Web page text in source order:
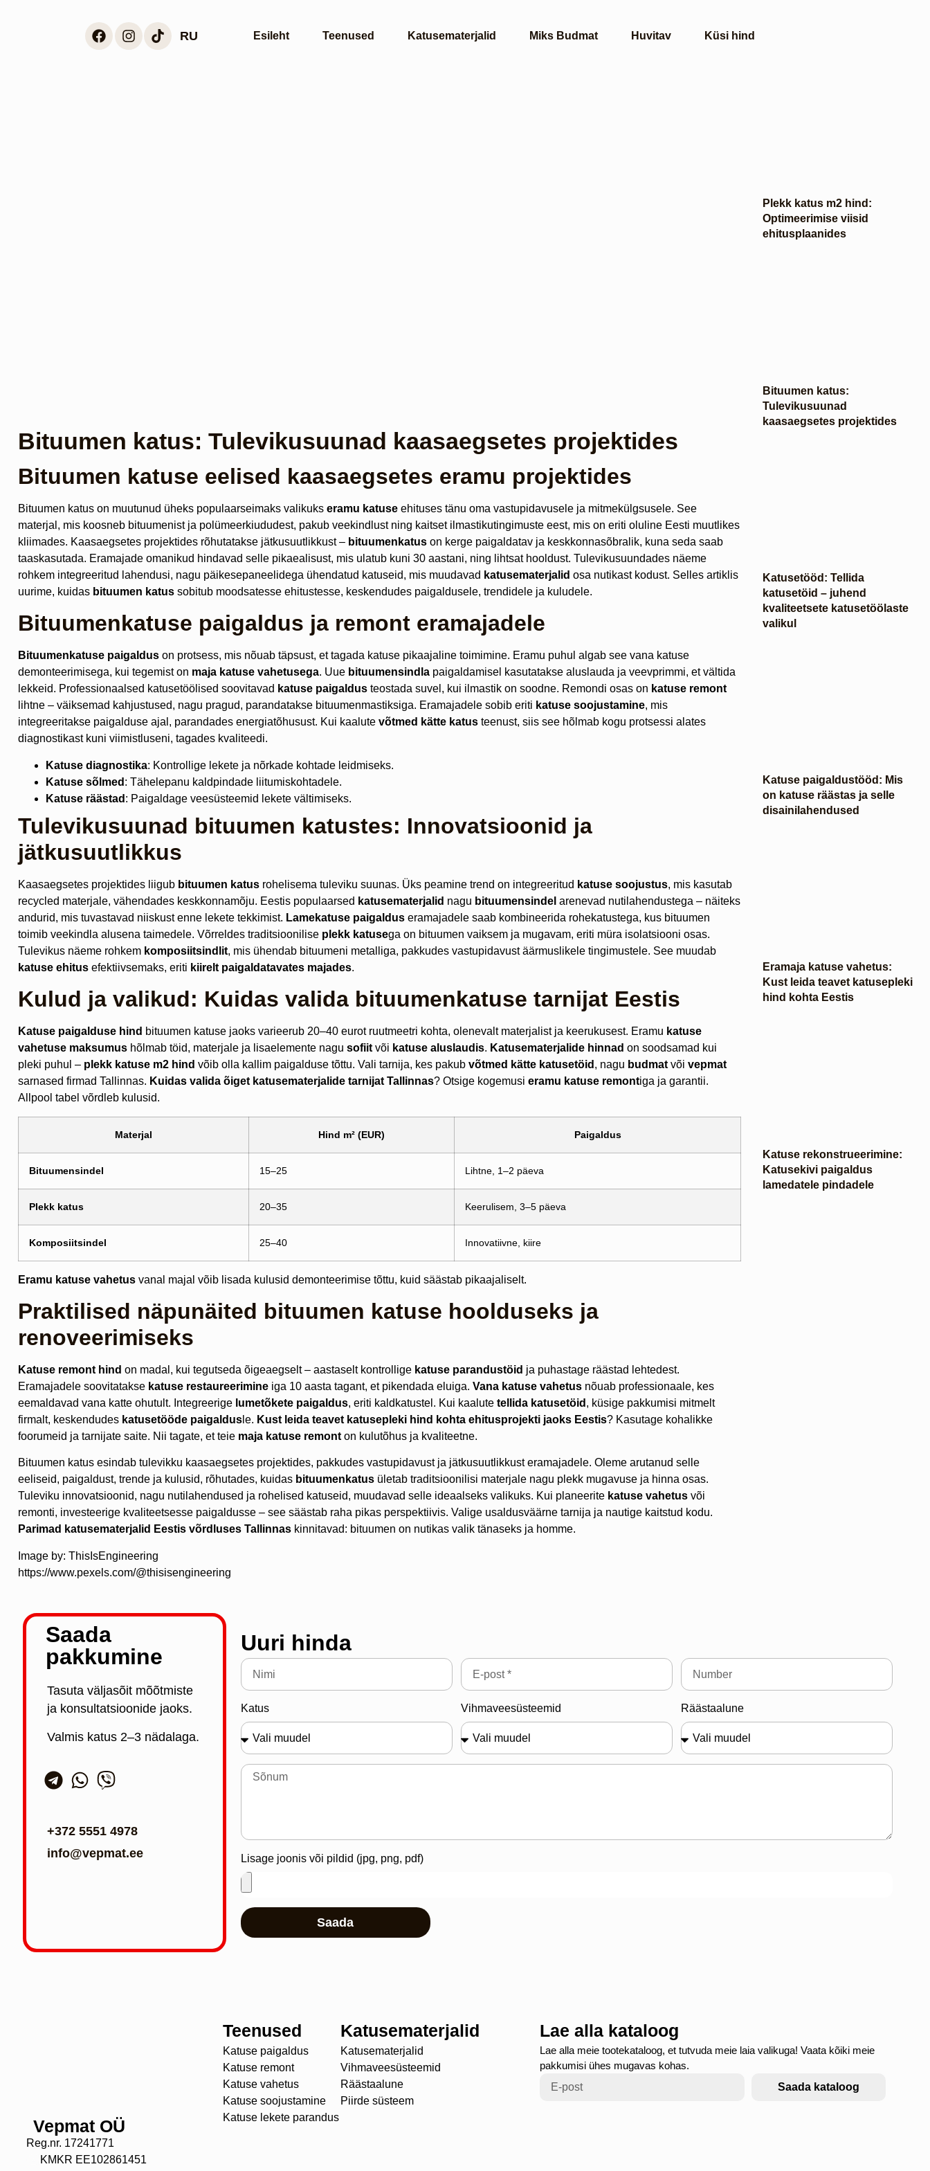
RU Esileht Teenused Katusematerjalid Miks Budmat Huvitav Küsi hind
Bituumen katus: Tulevikusuunad kaasaegsetes projektides
Bituumen katuse eelised kaasaegsetes eramu projektides
Bituumen katus on muutunud üheks populaarseimaks valikuks eramu katuse ehituses tänu oma vastupidavusele ja mitmekülgsusele. See
materjal, mis koosneb bituumenist ja polümeerkiududest, pakub veekindlust ning kaitset ilmastikutingimuste eest, mis on eriti oluline Eesti muutlikes
kliimades. Kaasaegsetes projektides rõhutatakse jätkusuutlikkust – bituumenkatus on kerge paigaldatav ja keskkonnasõbralik, kuna seda saab
taaskasutada. Eramajade omanikud hindavad selle pikaealisust, mis ulatub kuni 30 aastani, ning lihtsat hooldust. Tulevikusuundades näeme
rohkem integreeritud lahendusi, nagu päikesepaneelidega ühendatud katuseid, mis muudavad katusematerjalid osa nutikast kodust. Selles artiklis
uurime, kuidas bituumen katus sobitub moodsatesse ehitustesse, keskendudes paigaldusele, trendidele ja kuludele.
Bituumenkatuse paigaldus ja remont eramajadele
Bituumenkatuse paigaldus on protsess, mis nõuab täpsust, et tagada katuse pikaajaline toimimine. Eramu puhul algab see vana katuse
demonteerimisega, kui tegemist on maja katuse vahetusega. Uue bituumensindla paigaldamisel kasutatakse aluslauda ja veevprimmi, et vältida
lekkeid. Professionaalsed katusetöölised soovitavad katuse paigaldus teostada suvel, kui ilmastik on soodne. Remondi osas on katuse remont
lihtne – väiksemad kahjustused, nagu pragud, parandatakse bituumenmastiksiga. Eramajadele sobib eriti katuse soojustamine, mis
integreeritakse paigalduse ajal, parandades energiatõhusust. Kui kaalute võtmed kätte katus teenust, siis see hõlmab kogu protsessi alates
diagnostikast kuni viimistluseni, tagades kvaliteedi.
Katuse diagnostika: Kontrollige lekete ja nõrkade kohtade leidmiseks.
Katuse sõlmed : Tähelepanu kaldpindade liitumiskohtadele.
Katuse räästad : Paigaldage veesüsteemid lekete vältimiseks.
Tulevikusuunad bituumen katustes: Innovatsioonid ja
jätkusuutlikkus
Kaasaegsetes projektides liigub bituumen katus rohelisema tuleviku suunas. Üks peamine trend on integreeritud katuse soojustus, mis kasutab
recycled materjale, vähendades keskkonnamõju. Eestis populaarsed katusematerjalid nagu bituumensindel arenevad nutilahendustega – näiteks
andurid, mis tuvastavad niiskust enne lekete tekkimist. Lamekatuse paigaldus eramajadele saab kombineerida rohekatustega, kus bituumen
toimib veekindla alusena taimedele. Võrreldes traditsioonilise plekk katusega on bituumen vaiksem ja mugavam, eriti müra isolatsiooni osas.
Tulevikus näeme rohkem komposiitsindlit, mis ühendab bituumeni metalliga, pakkudes vastupidavust äärmuslikele tingimustele. See muudab
katuse ehitus efektiivsemaks, eriti kiirelt paigaldatavates majades.
Kulud ja valikud: Kuidas valida bituumenkatuse tarnijat Eestis
Katuse paigalduse hind bituumen katuse jaoks varieerub 20–40 eurot ruutmeetri kohta, olenevalt materjalist ja keerukusest. Eramu katuse
vahetuse maksumus hõlmab töid, materjale ja lisaelemente nagu sofiit või katuse aluslaudis. Katusematerjalide hinnad on soodsamad kui
pleki puhul – plekk katuse m2 hind võib olla kallim paigalduse tõttu. Vali tarnija, kes pakub võtmed kätte katusetöid , nagu budmat või vepmat
sarnased firmad Tallinnas. Kuidas valida õiget katusematerjalide tarnijat Tallinnas? Otsige kogemusi eramu katuse remontiga ja garantii.
Allpool tabel võrdleb kulusid.
Materjal Hind m² (EUR) Paigaldus
Bituumensindel 15–25 Lihtne, 1–2 päeva
Plekk katus 20–35 Keerulisem, 3–5 päeva
Komposiitsindel 25–40 Innovatiivne, kiire
Eramu katuse vahetus vanal majal võib lisada kulusid demonteerimise tõttu, kuid säästab pikaajaliselt.
Praktilised näpunäited bituumen katuse hoolduseks ja
renoveerimiseks
Katuse remont hind on madal, kui tegutseda õigeaegselt – aastaselt kontrollige katuse parandustöid ja puhastage räästad lehtedest.
Eramajadele soovitatakse katuse restaureerimine iga 10 aasta tagant, et pikendada eluiga. Vana katuse vahetus nõuab professionaale, kes
eemaldavad vana katte ohutult. Integreerige lumetõkete paigaldus, eriti kaldkatustel. Kui kaalute tellida katusetöid , küsige pakkumisi mitmelt
firmalt, keskendudes katusetööde paigaldus le. Kust leida teavet katusepleki hind kohta ehitusprojekti jaoks Eestis? Kasutage kohalikke
foorumeid ja tarnijate saite. Nii tagate, et teie maja katuse remont on kulutõhus ja kvaliteetne.
Bituumen katus esindab tulevikku kaasaegsetes projektides, pakkudes vastupidavust ja jätkusuutlikkust eramajadele. Oleme arutanud selle
eeliseid, paigaldust, trende ja kulusid, rõhutades, kuidas bituumenkatus ületab traditsioonilisi materjale nagu plekk mugavuse ja hinna osas.
Tuleviku innovatsioonid, nagu nutilahendused ja rohelised katuseid, muudavad selle ideaalseks valikuks. Kui planeerite katuse vahetus või
remonti, investeerige kvaliteetsesse paigaldusse – see säästab raha pikas perspektiivis. Valige usaldusväärne tarnija ja nautige kaitstud kodu.
Parimad katusematerjalid Eestis võrdluses Tallinnas kinnitavad: bituumen on nutikas valik tänaseks ja homme.
Image by: ThisIsEngineering
https://www.pexels.com/@thisisengineering
Plekk katus m2 hind:
Optimeerimise viisid
ehitusplaanides
Bituumen katus:
Tulevikusuunad
kaasaegsetes projektides
Katusetööd: Tellida
katusetöid – juhend
kvaliteetsete katusetöölaste
valikul
Katuse paigaldustööd: Mis
on katuse räästas ja selle
disainilahendused
Eramaja katuse vahetus:
Kust leida teavet katusepleki
hind kohta Eestis
Katuse rekonstrueerimine:
Katusekivi paigaldus
lamedatele pindadele
Saada
pakkumine
Tasuta väljasõit mõõtmiste
ja konsultatsioonide jaoks.
Valmis katus 2–3 nädalaga.
+372 5551 4978
info@vepmat.ee
Uuri hinda
Katus Vihmaveesüsteemid Räästaalune
Lisage joonis või pildid (jpg, png, pdf)
Saada
Vepmat OÜ
Reg.nr. 17241771
KMKR EE102861451
Teenused
Katuse paigaldus
Katuse remont
Katuse vahetus
Katuse soojustamine
Katuse lekete parandus
Katusematerjalid
Katusematerjalid
Vihmaveesüsteemid
Räästaalune
Piirde süsteem
Lae alla kataloog
Lae alla meie tootekataloog, et tutvuda meie laia valikuga! Vaata kõiki meie
pakkumisi ühes mugavas kohas.
Saada kataloog